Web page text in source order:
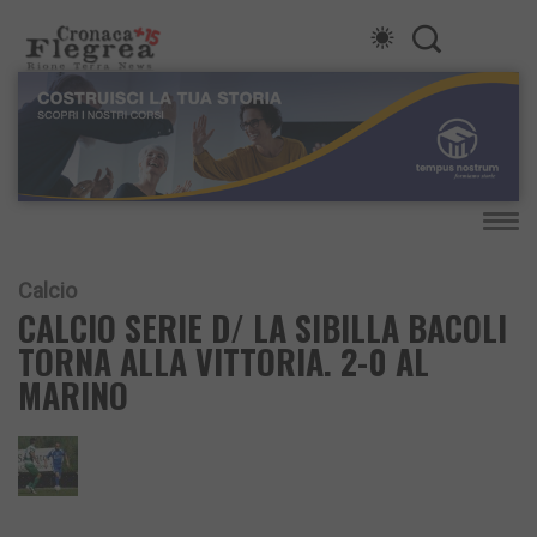
Calcio
CALCIO SERIE D/ LA SIBILLA BACOLI
TORNA ALLA VITTORIA. 2-0 AL
MARINO